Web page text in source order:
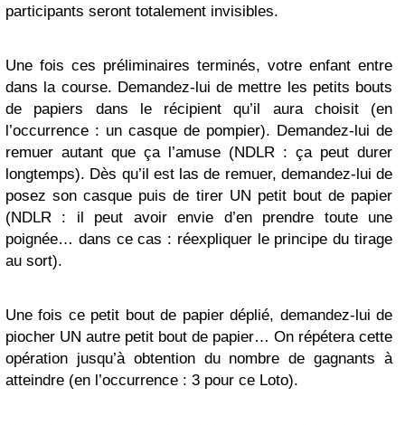
participants seront totalement invisibles.
Une fois ces préliminaires terminés, votre enfant entre
dans la course. Demandez-lui de mettre les petits bouts
de papiers dans le récipient qu’il aura choisit (en
l’occurrence : un casque de pompier). Demandez-lui de
remuer autant que ça l’amuse (NDLR : ça peut durer
longtemps). Dès qu’il est las de remuer, demandez-lui de
posez son casque puis de tirer UN petit bout de papier
(NDLR : il peut avoir envie d’en prendre toute une
poignée… dans ce cas : réexpliquer le principe du tirage
au sort).
Une fois ce petit bout de papier déplié, demandez-lui de
piocher UN autre petit bout de papier… On répétera cette
opération jusqu’à obtention du nombre de gagnants à
atteindre (en l’occurrence : 3 pour ce Loto).